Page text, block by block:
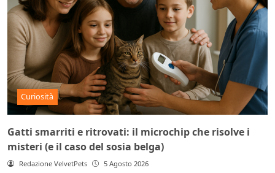
Curiosità
Gatti smarriti e ritrovati: il microchip che risolve i
misteri (e il caso del sosia belga)
Redazione VelvetPets 5 Agosto 2026